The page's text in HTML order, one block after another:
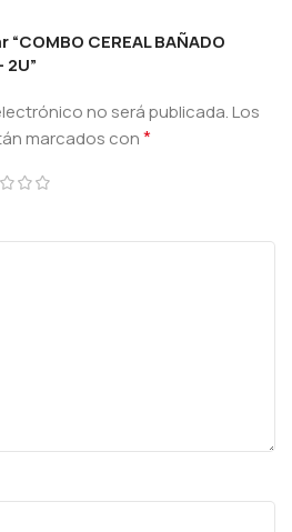
CEREAL BAÑADO
2U”
no será publicada.Los
marcados con*